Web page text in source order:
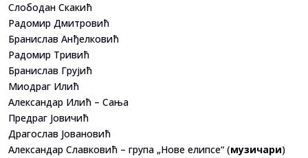
Слободан Скакић
Радомир Дмитровић
Бранислав Анђелковић
Радомир Тривић
Бранислав Грујић
Миодраг Илић
Александар Илић – Сања
Предраг Јовичић
Драгослав Јовановић
Александар Славковић – група „Нове елипсе“ (музичари)